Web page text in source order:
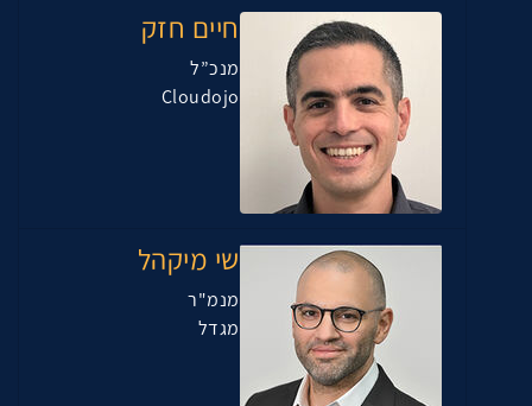
חיים חזק
מנכ”ל
Cloudojo
שי מיקהל
מנמ"ר
מגדל